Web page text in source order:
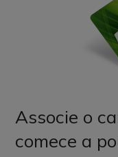
Associe o
comece a